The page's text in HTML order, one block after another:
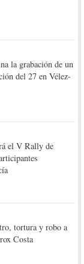
la grabación de un
del 27 en Vélez-
el V Rally de
tortura y robo a
Costa